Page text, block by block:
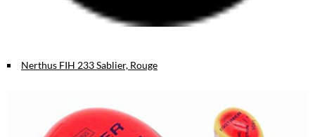
Nerthus FIH 233 Sablier, Rouge